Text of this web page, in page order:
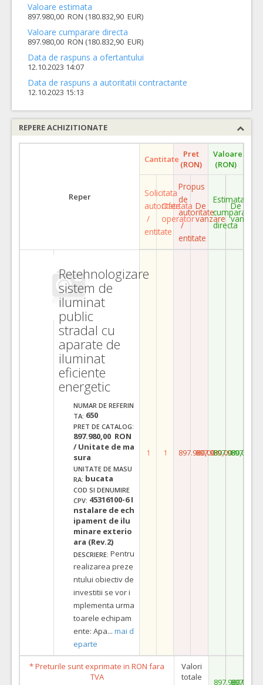
Valoare estimata
897.980,00 RON (180.832,90 EUR)
Valoare cumparare directa
897.980,00 RON (180.832,90 EUR)
Data de raspuns a ofertantului
12.10.2023 14:07
Data de raspuns a autoritatii contractante
12.10.2023 15:13
REPERE ACHIZITIONATE
Reper
Cantitate Pret
(RON)
Valoare
(RON)
Solicitata
autoritate
/
entitate
Ofertata
operator
Propus
de
autoritate
/
entitate
De
vanzare
Estimata
cumparare
directa
De
vanzare
Retehnologizare
sistem de
iluminat
public
stradal cu
aparate de
iluminat
eficiente
energetic
NUMAR DE REFERIN
TA: 650
PRET DE CATALOG:
897.980,00 RON
/ Unitate de ma
sura
UNITATE DE MASU
RA: bucata
COD SI DENUMIRE
CPV: 45316100-6 I
nstalare de ech
ipament de ilu
minare exterio
ara (Rev.2)
DESCRIERE: Pentru
realizarea preze
ntului obiectiv de
investitii se vor i
mplementa urma
toarele echipam
ente: Apa... mai d
eparte
1 1 897.980,00
897.980,00
897.980,00
* Preturile sunt exprimate in RON fara
TVA
Valori
totale
897.980,00